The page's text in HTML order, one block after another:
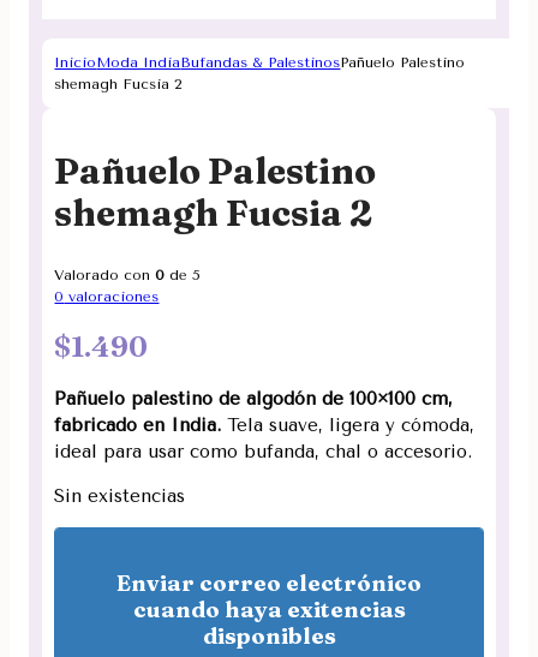
InicioModa IndiaBufandas & PalestinosPañuelo Palestino
shemagh Fucsia 2
Pañuelo Palestino
shemagh Fucsia 2
Valorado con0 de 5
0 valoraciones
$1.490
Pañuelo palestino de algodón de 100×100 cm,
fabricado en India. Tela suave, ligera y cómoda,
ideal para usar como bufanda, chal o accesorio.
Sin existencias
Enviar correo electrónico
cuando haya exitencias
disponibles